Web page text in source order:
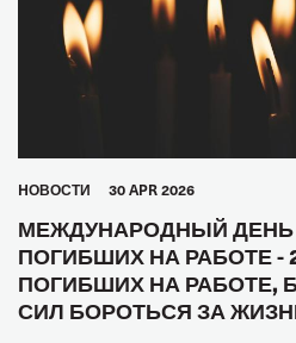
HОВОСТИ 30 APR 2026
МЕЖДУНАРОДНЫЙ
ПОГИБШИХ НА РАБОТЕ -
ПОГИБШИХ НА РАБОТЕ,
СИЛ БОРОТЬСЯ ЗА